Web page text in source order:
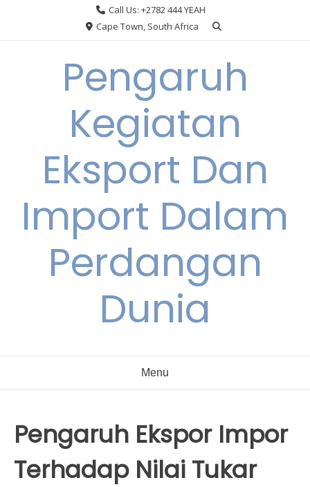
Call Us: +2782 444 YEAH
Cape Town, South Africa
Pengaruh
Kegiatan
Eksport Dan
Import Dalam
Perdangan
Dunia
Menu
Pengaruh Ekspor Impor
Terhadap Nilai Tukar